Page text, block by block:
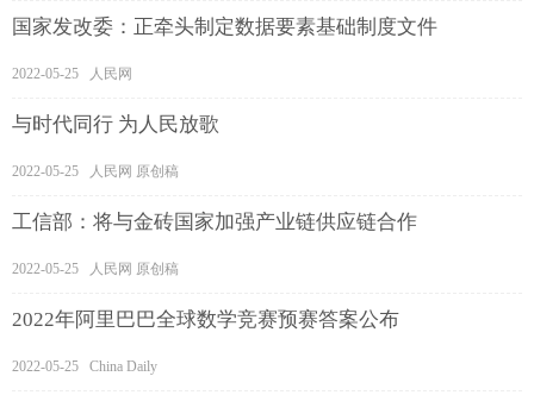
国家发改委：正牵头制定数据要素基础制度文件
2022-05-25 人民网
与时代同行 为人民放歌
2022-05-25 人民网 原创稿
工信部：将与金砖国家加强产业链供应链合作
2022-05-25 人民网 原创稿
2022年阿里巴巴全球数学竞赛预赛答案公布
2022-05-25 China Daily